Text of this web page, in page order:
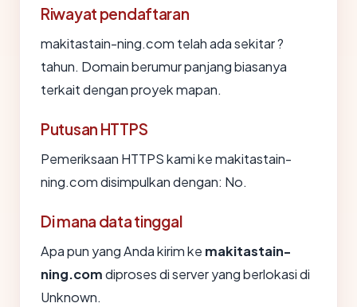
Riwayat pendaftaran
makitastain-ning.com telah ada sekitar ?
tahun. Domain berumur panjang biasanya
terkait dengan proyek mapan.
Putusan HTTPS
Pemeriksaan HTTPS kami ke makitastain-
ning.com disimpulkan dengan: No.
Di mana data tinggal
Apa pun yang Anda kirim ke makitastain-
ning.comdiproses di server yang berlokasi di
Unknown.